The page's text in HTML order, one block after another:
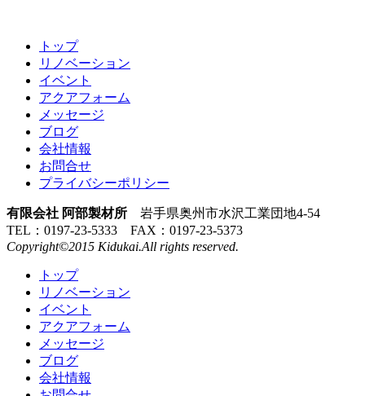
トップ
リノベーション
イベント
アクアフォーム
メッセージ
ブログ
会社情報
お問合せ
プライバシーポリシー
有限会社 阿部製材所 岩手県奥州市水沢工業団地4-54
TEL：0197-23-5333 FAX：0197-23-5373
Copyright©2015 Kidukai.All rights reserved.
トップ
リノベーション
イベント
アクアフォーム
メッセージ
ブログ
会社情報